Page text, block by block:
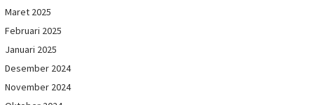
Maret 2025
Februari 2025
Januari 2025
Desember 2024
November 2024